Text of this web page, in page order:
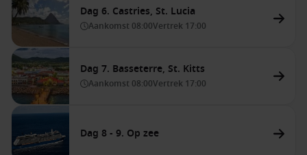
Dag 6. Castries, St. Lucia
Aankomst 08:00Vertrek 17:00
Dag 7. Basseterre, St. Kitts
Aankomst 08:00Vertrek 17:00
Dag 8 - 9. Op zee